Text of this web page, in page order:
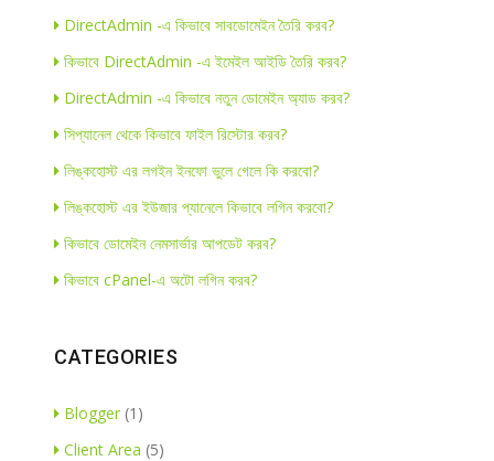
DirectAdmin -এ কিভাবে সাবডোমেইন তৈরি করব?
কিভাবে DirectAdmin -এ ইমেইল আইডি তৈরি করব?
DirectAdmin -এ কিভাবে নতুন ডোমেইন অ্যাড করব?
সিপ্যানেল থেকে কিভাবে ফাইল রিস্টোর করব?
লিঙ্কহোস্ট এর লগইন ইনফো ভুলে গেলে কি করবো?
লিঙ্কহোস্ট এর ইউজার প্যানেলে কিভাবে লগিন করবো?
কিভাবে ডোমেইন নেমসার্ভার আপডেট করব?
কিভাবে cPanel-এ অটো লগিন করব?
CATEGORIES
Blogger (1)
Client Area (5)